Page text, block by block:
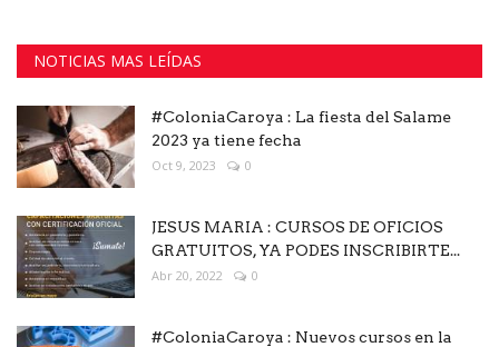
NOTICIAS MAS LEÍDAS
#ColoniaCaroya : La fiesta del Salame
2023 ya tiene fecha
Oct 9, 2023 0
JESUS MARIA : CURSOS DE OFICIOS
GRATUITOS, YA PODES INSCRIBIRTE...
Abr 20, 2022 0
#ColoniaCaroya : Nuevos cursos en la